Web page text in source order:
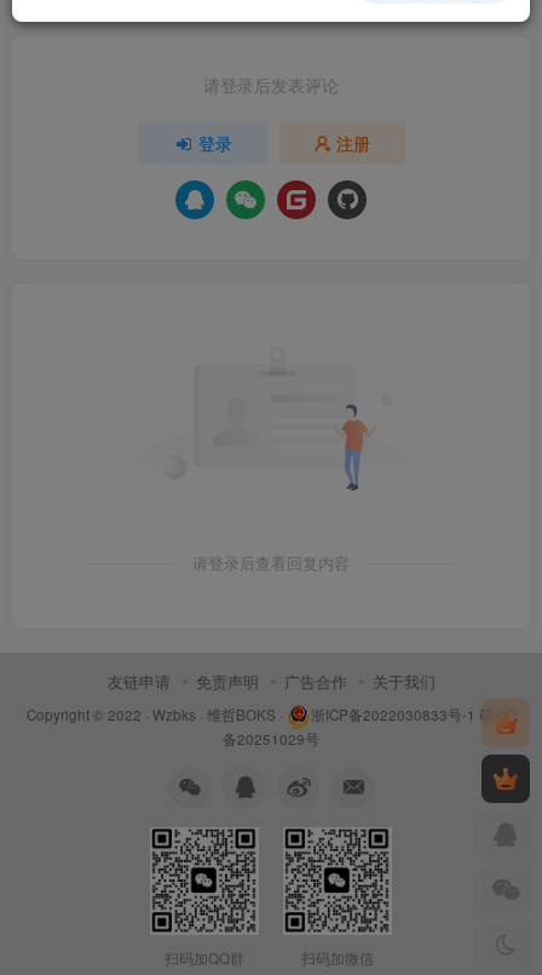
请登录后发表评论
登录 注册
请登录后查看回复内容
友链申请 免责声明 广告合作 关于我们
Copyright © 2022 · Wzbks · 维哲BOKS · 浙ICP备2022030833号-1 萌ICP
备20251029号
扫码加QQ群 扫码加微信